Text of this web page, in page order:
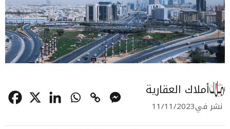
أملاك العقارية
نشر في11/11/2023